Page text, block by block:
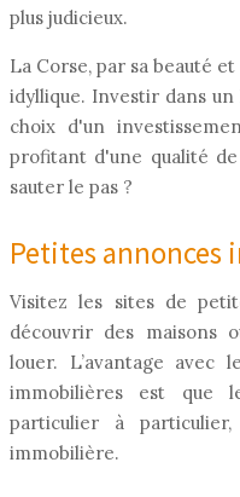
plus judicieux.
La Corse, par sa beauté
idyllique. Investir dans
choix d'un
profitant d'une qualité
sauter le pas ?
Petites annonces
Visitez les sites de
découvrir des maisons
louer. L’avantage avec
immobilières est que
particulier à
immobilière.